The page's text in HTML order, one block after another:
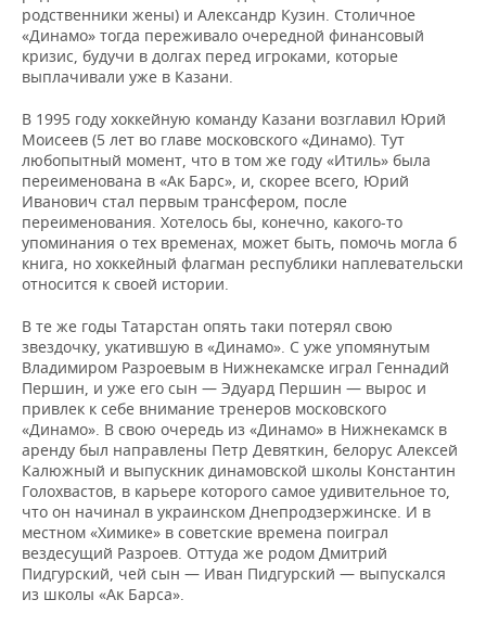
родственники жены) и Александр Кузин. Столичное
«Динамо» тогда переживало очередной финансовый
кризис, будучи в долгах перед игроками, которые
выплачивали уже в Казани.
В 1995 году хоккейную команду Казани возглавил Юрий
Моисеев (5 лет во главе московского «Динамо). Тут
любопытный момент, что в том же году «Итиль» была
переименована в «Ак Барс», и, скорее всего, Юрий
Иванович стал первым трансфером, после
переименования. Хотелось бы, конечно, какого-то
упоминания о тех временах, может быть, помочь могла б
книга, но хоккейный флагман республики наплевательски
относится к своей истории.
В те же годы Татарстан опять таки потерял свою
звездочку, укатившую в «Динамо». С уже упомянутым
Владимиром Разроевым в Нижнекамске играл Геннадий
Першин, и уже его сын — Эдуард Першин — вырос и
привлек к себе внимание тренеров московского
«Динамо». В свою очередь из «Динамо» в Нижнекамск в
аренду был направлены Петр Девяткин, белорус Алексей
Калюжный и выпускник динамовской школы Константин
Голохвастов, в карьере которого самое удивительное то,
что он начинал в украинском Днепродзержинске. И в
местном «Химике» в советские времена поиграл
вездесущий Разроев. Оттуда же родом Дмитрий
Пидгурский, чей сын — Иван Пидгурский — выпускался
из школы «Ак Барса».